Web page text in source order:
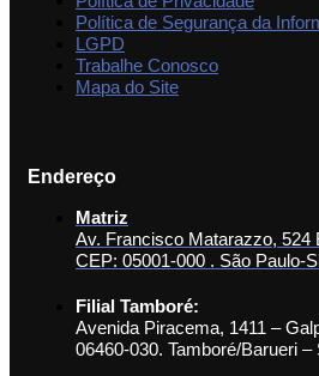
Política de Segurança da
LGPD
Trabalhe Conosco
Mapa do Site
Endereço
Matriz
Av. Francisco Matarazzo, 524
CEP: 05001-000 . São Paulo-
Filial Tamboré:
Avenida Piracema, 1411 –
06460-030. Tamboré/Barueri –